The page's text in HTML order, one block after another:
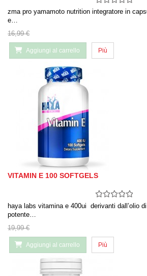
zma pro yamamoto nutrition integratore in
e…
16,99 €
Aggiungi al carrello Più
VITAMIN E 100 SOFTGELS
haya labs vitamina e 400ui derivanti dall’olio
potente…
19,99 €
Aggiungi al carrello Più